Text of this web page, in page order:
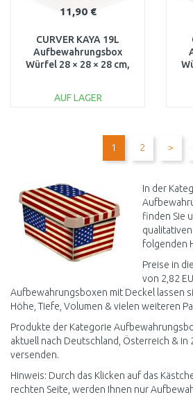
11,90 €
CURVER KAYA 19L
Aufbewahrungsbox
Würfel 28 × 28 × 28 cm,
AUF LAGER
1 2 >
In der
finden Sie
folgenden
Preise in
von 2,82
Aufbewahrungsboxen mit Deckel lassen
Höhe, Tiefe, Volumen & vielen weiteren
Produkte der Kategorie
aktuell nach Deutschland, Österreich & in
versenden.
Hinweis: Durch das Klicken auf das
rechten Seite, werden Ihnen nur